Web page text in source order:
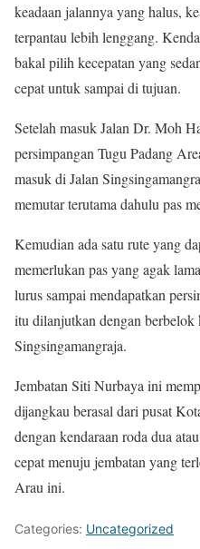
keadaan jalannya yang halus,
terpantau lebih lenggang.
bakal pilih kecepatan yang
cepat untuk sampai di tujuan.
Setelah masuk Jalan Dr. Moh
persimpangan Tugu Padang
masuk di Jalan
memutar terutama dahulu pas
Kemudian ada satu rute yang
memerlukan pas yang agak
lurus sampai mendapatkan
itu dilanjutkan dengan berbelok
Singsingamangraja.
Jembatan Siti Nurbaya ini
dijangkau berasal dari pusat
dengan kendaraan roda dua
cepat menuju jembatan yang
Arau ini.
Categories: Uncategorized